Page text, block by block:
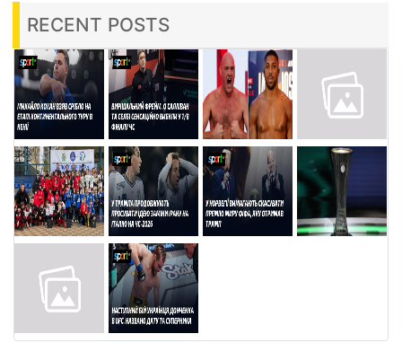
RECENT POSTS